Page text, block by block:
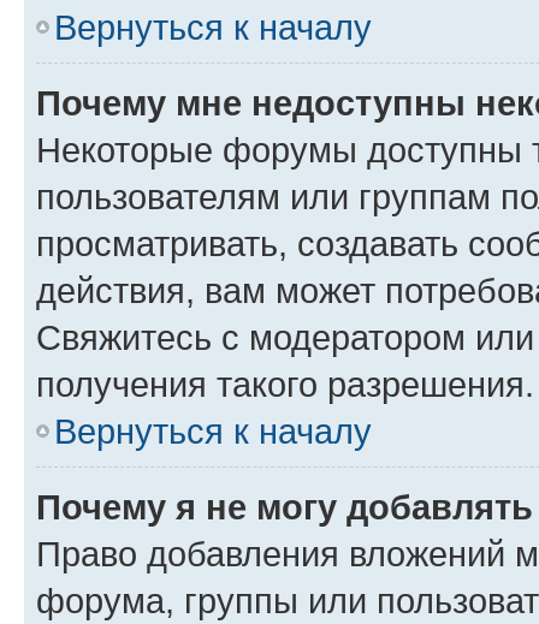
Вернуться к началу
Почему мне недоступны
Некоторые форумы доступны
пользователям или группам
просматривать, создавать
действия, вам может
Свяжитесь с модератором
получения такого разрешения.
Вернуться к началу
Почему я не могу
Право добавления вложений
форума, группы или